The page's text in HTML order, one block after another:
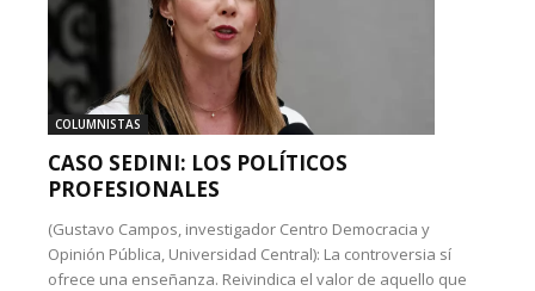
COLUMNISTAS
CASO SEDINI: LOS POLÍTICOS
PROFESIONALES
(Gustavo Campos, investigador Centro Democracia y
Opinión Pública, Universidad Central): La controversia sí
ofrece una enseñanza. Reivindica el valor de aquello que